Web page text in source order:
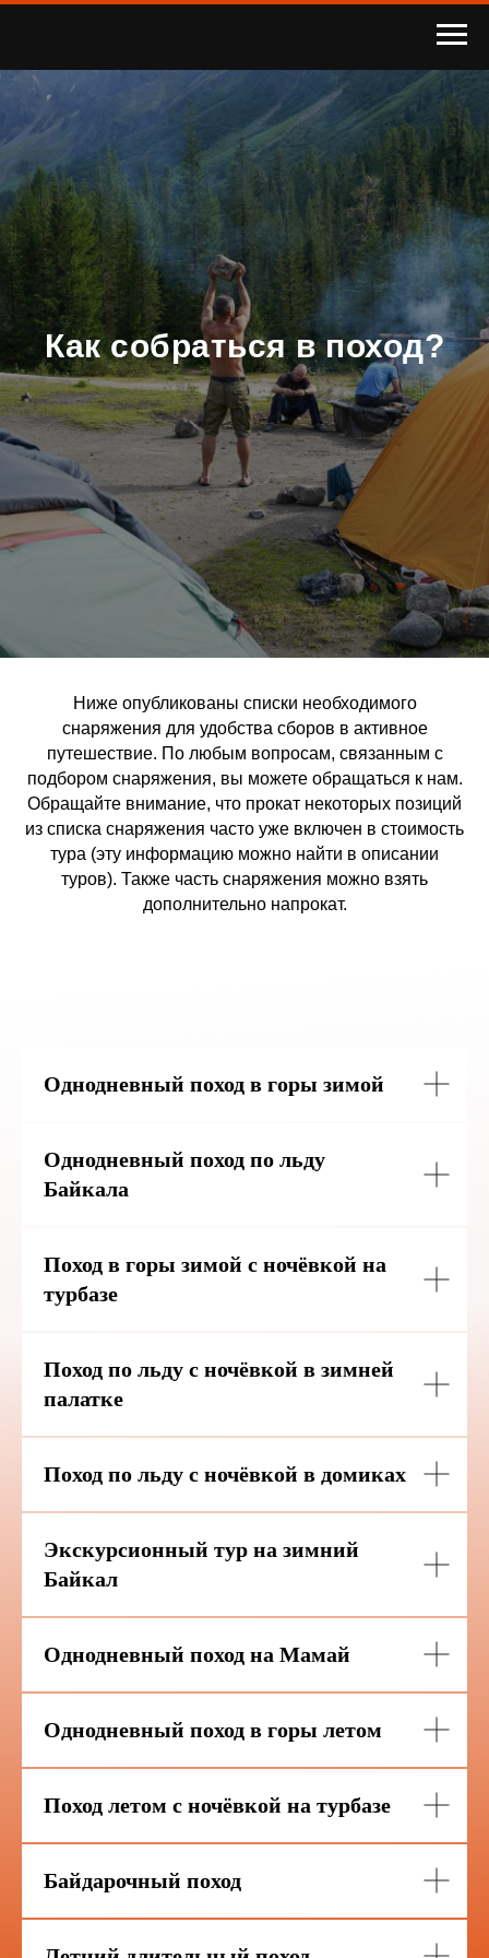
Как собраться в поход?
Ниже опубликованы списки необходимого
снаряжения для удобства сборов в активное
путешествие. По любым вопросам, связанным с
подбором снаряжения, вы можете обращаться к нам.
Обращайте внимание, что прокат некоторых позиций
из списка снаряжения часто уже включен в стоимость
тура (эту информацию можно найти в описании
туров). Также часть снаряжения можно взять
дополнительно напрокат.
Однодневный поход в горы зимой
Однодневный поход по льду
Байкала
Поход в горы зимой с ночёвкой на
турбазе
Поход по льду с ночёвкой в зимней
палатке
Поход по льду с ночёвкой в домиках
Экскурсионный тур на зимний
Байкал
Однодневный поход на Мамай
Однодневный поход в горы летом
Поход летом с ночёвкой на турбазе
Байдарочный поход